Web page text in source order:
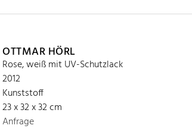
OTTMAR HÖRL
Rose, weiß mit UV-Schutzlack
2012
Kunststoff
23 x 32 x 32 cm
Anfrage